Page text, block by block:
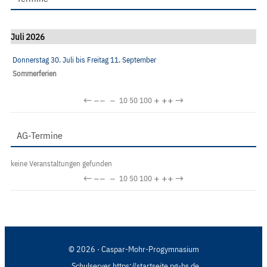
Juli 2026
Donnerstag 30. Juli bis Freitag 11. September
Sommerferien
←−− − 10 50100 + ++→
AG-Termine
keine Veranstaltungen gefunden
←−− − 10 50100 + ++→
© 2026 · Caspar-Mohr-Progymnasium